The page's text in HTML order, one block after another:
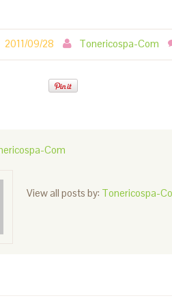
2011/09/28 Tonericospa-Com
Com
View all posts by: Tonericospa-